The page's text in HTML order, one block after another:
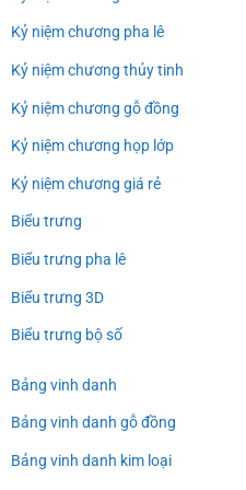
Kỷ niệm chương pha lê
Kỷ niệm chương thủy tinh
Kỷ niệm chương gỗ đồng
Kỷ niệm chương họp lớp
Kỷ niệm chương giá rẻ
Biểu trưng
Biểu trưng pha lê
Biểu trưng 3D
Biểu trưng bộ số
Bảng vinh danh
Bảng vinh danh gỗ đồng
Bảng vinh danh kim loại